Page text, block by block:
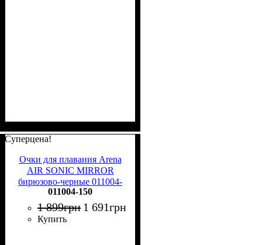
Суперцена!
Очки для плавания Arena
AIR SONIC MIRROR
бирюзово-черные 011004-
150
011004-150
1 899грн 1 691грн
Купить